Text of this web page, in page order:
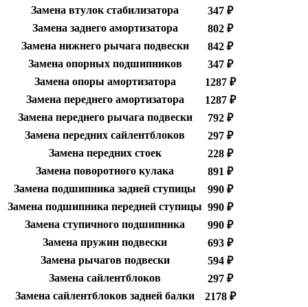
Замена втулок стабилизатора
347 ₽
Замена заднего амортизатора
802 ₽
Замена нижнего рычага подвески
842 ₽
Замена опорных подшипников
347 ₽
Замена опоры амортизатора
1287 ₽
Замена переднего амортизатора
1287 ₽
Замена переднего рычага подвески
792 ₽
Замена передних сайлентблоков
297 ₽
Замена передних стоек
228 ₽
Замена поворотного кулака
891 ₽
Замена подшипника задней ступицы
990 ₽
Замена подшипника передней ступицы 990 ₽
Замена ступичного подшипника
990 ₽
Замена пружин подвески
693 ₽
Замена рычагов подвески
594 ₽
Замена сайлентблоков
297 ₽
Замена сайлентблоков задней балки
2178 ₽